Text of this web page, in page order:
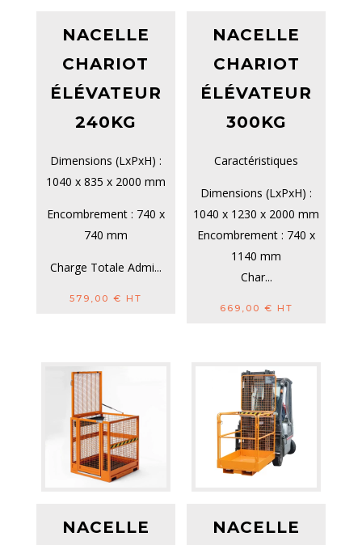
NACELLE
CHARIOT
ÉLÉVATEUR
240KG
Dimensions (LxPxH) :
1040 x 835 x 2000 mm
Encombrement : 740 x
740 mm
Charge Totale Admi...
579,00 € HT
NACELLE
CHARIOT
ÉLÉVATEUR
300KG
Caractéristiques
Dimensions (LxPxH) :
1040 x 1230 x 2000 mm
Encombrement : 740 x
1140 mm
Char...
669,00 € HT
NACELLE
NACELLE